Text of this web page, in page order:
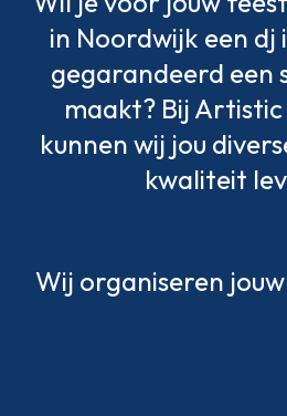
in Noordwijk een dj
gegarandeerd een
maakt? Bij
kunnen wij jou
kwaliteit
Wij organiseren